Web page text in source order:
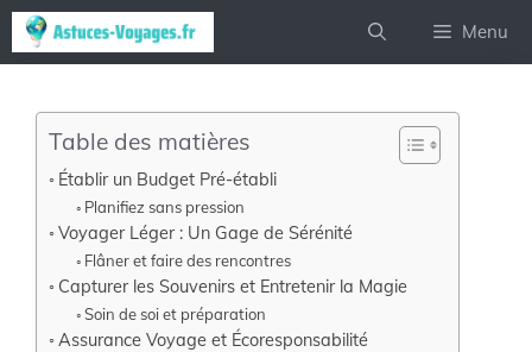
Aller
au
Menu
Table des matières
Établir un Budget Pré-établi
Planifiez sans pression
Voyager Léger : Un Gage de Sérénité
Flâner et faire des rencontres
Capturer les Souvenirs et Entretenir la Magie
Soin de soi et préparation
Assurance Voyage et Écoresponsabilité